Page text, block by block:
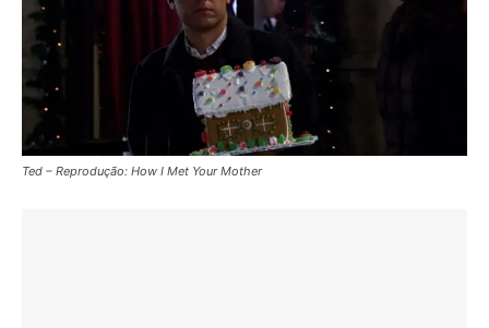
Ted – Reprodução: How I Met Your Mother